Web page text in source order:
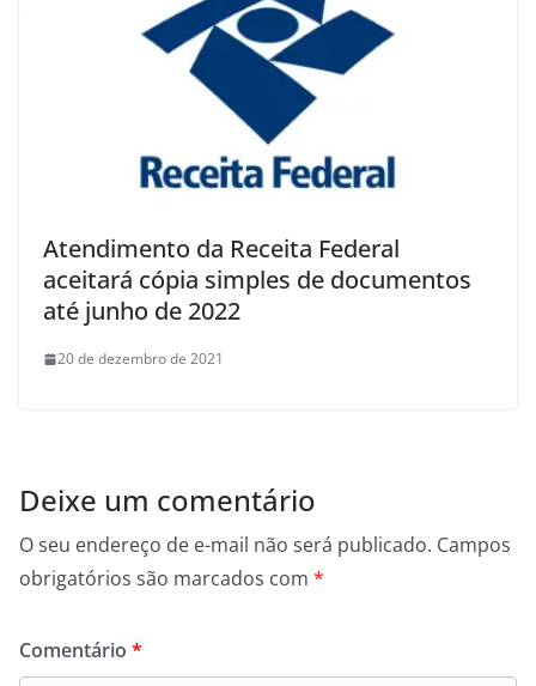
Atendimento da Receita Federal
aceitará cópia simples de documentos
até junho de 2022
20 de dezembro de 2021
Deixe um comentário
O seu endereço de e-mail não será publicado. Campos
obrigatórios são marcados com *
Comentário *